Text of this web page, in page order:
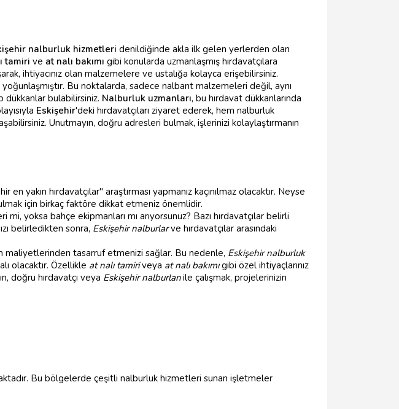
nalburluk hizmetleri denildiğinde akla ilk gelen yerlerden olan
tamiri ve at nalı bakımı gibi konularda uzmanlaşmış hırdavatçılara
ihtiyacınız olan malzemelere ve ustalığa kolayca erişebilirsiniz.
Bu noktalarda, sadece nalbant malzemeleri değil, aynı
dükkanlar bulabilirsiniz. Nalburluk uzmanları, bu hırdavat dükkanlarında
Eskişehir'deki hırdavatçıları ziyaret ederek, hem nalburluk
Unutmayın, doğru adresleri bulmak, işlerinizi kolaylaştırmanın
yakın hırdavatçılar" araştırması yapmanız kaçınılmaz olacaktır. Neyse
için birkaç faktöre dikkat etmeniz önemlidir.
yoksa bahçe ekipmanları mı arıyorsunuz? Bazı hırdavatçılar belirli
belirledikten sonra, Eskişehir nalburlarve hırdavatçılar arasındaki
maliyetlerinden tasarruf etmenizi sağlar. Bu nedenle, Eskişehir nalburluk
olacaktır. Özellikle at nalı tamiriveya at nalı bakımıgibi özel ihtiyaçlarınız
doğru hırdavatçı veya Eskişehir nalburlarıile çalışmak, projelerinizin
Bu bölgelerde çeşitli nalburluk hizmetleri sunan işletmeler